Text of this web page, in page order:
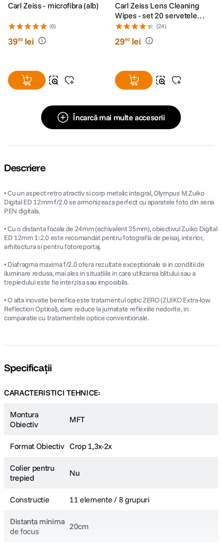
Carl Zeiss - microfibra (alb)
(6)
3990 lei
Carl Zeiss Lens Cleaning
Wipes - set 20 servetele
umede
(24)
2990 lei
Încarcă mai multe accesorii
Descriere
• Cu un aspect retro atractiv si corp metalic integral, Olympus M.Zuiko
Digital ED 12mm f/2.0 se armonizeaza perfect cu aparatele foto din seria
PEN digitala.
• Cu o distanta focala de 24mm (echivalent 35mm), obiectivul Zuiko Digital
ED 12mm 1:2.0 este recomandat pentru fotografia de peisaj, interior,
arhitectura si pentru fotoreportaj.
• Diafragma maxima f/2.0 ofera rezultate exceptionale si in conditii de
iluminare redusa, mai ales in situatiile in care utilizarea blitului sau a
trepiedului este fie interzisa sau imposibila.
• O alta inovatie benefica este tratamentul optic ZERO (ZUIKO Extra-low
Reflection Optical), care reduce la jumatate reflexiile nedorite, in
comparatie cu tratamentele optice conventionale.
Specificații
CARACTERISTICI TEHNICE:
Montura
Obiectiv
MFT
Format Obiectiv Crop 1,3x-2x
Colier pentru
trepied
Nu
Constructie 11 elemente / 8 grupuri
Distanta minima
de focus
20cm